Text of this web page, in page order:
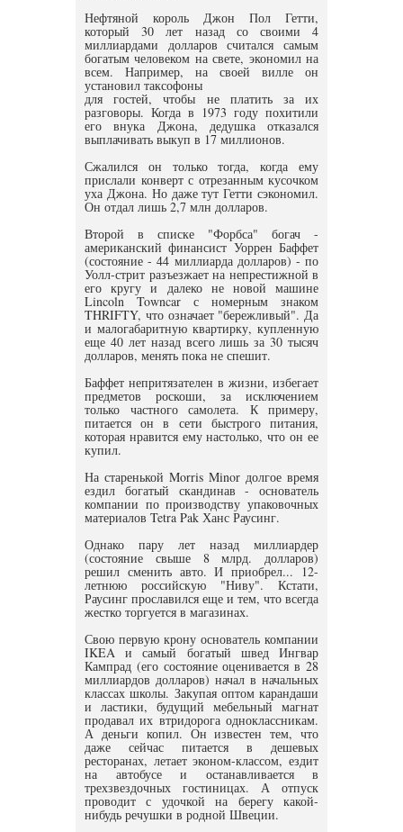
Нефтяной король Джон Пол Гетти,
который 30 лет назад со своими 4
миллиардами долларов считался самым
богатым человеком на свете, экономил на
всем. Например, на своей вилле он
установил таксофоны
для гостей, чтобы не платить за их
разговоры. Когда в 1973 году похитили
его внука Джона, дедушка отказался
выплачивать выкуп в 17 миллионов.
Сжалился он только тогда, когда ему
прислали конверт с отрезанным кусочком
уха Джона. Но даже тут Гетти сэкономил.
Он отдал лишь 2,7 млн долларов.
Второй в списке "Форбса" богач -
американский финансист Уоррен Баффет
(состояние - 44 миллиарда долларов) - по
Уолл-стрит разъезжает на непрестижной в
его кругу и далеко не новой машине
Lincoln Towncar с номерным знаком
THRIFTY, что означает "бережливый". Да
и малогабаритную квартирку, купленную
еще 40 лет назад всего лишь за 30 тысяч
долларов, менять пока не спешит.
Баффет непритязателен в жизни, избегает
предметов роскоши, за исключением
только частного самолета. К примеру,
питается он в сети быстрого питания,
которая нравится ему настолько, что он ее
купил.
На старенькой Morris Minor долгое время
ездил богатый скандинав - основатель
компании по производству упаковочных
материалов Tetra Pak Ханс Раусинг.
Однако пару лет назад миллиардер
(состояние свыше 8 млрд. долларов)
решил сменить авто. И приобрел... 12-
летнюю российскую "Ниву". Кстати,
Раусинг прославился еще и тем, что всегда
жестко торгуется в магазинах.
Свою первую крону основатель компании
IKEA и самый богатый швед Ингвар
Кампрад (его состояние оценивается в 28
миллиардов долларов) начал в начальных
классах школы. Закупая оптом карандаши
и ластики, будущий мебельный магнат
продавал их втридорога одноклассникам.
А деньги копил. Он известен тем, что
даже сейчас питается в дешевых
ресторанах, летает эконом-классом, ездит
на автобусе и останавливается в
трехзвездочных гостиницах. А отпуск
проводит с удочкой на берегу какой-
нибудь речушки в родной Швеции.